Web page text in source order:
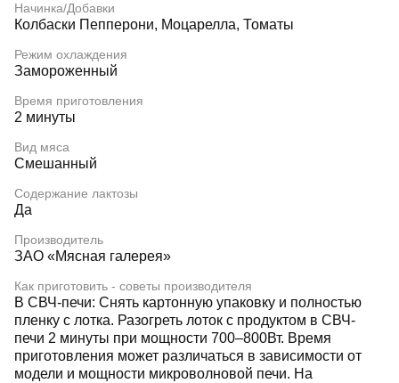
Начинка/Добавки
Колбаски Пепперони, Моцарелла, Томаты
Режим охлаждения
Замороженный
Время приготовления
2 минуты
Вид мяса
Смешанный
Содержание лактозы
Да
Производитель
ЗАО «Мясная галерея»
Как приготовить - советы производителя
В СВЧ-печи: Снять картонную упаковку и полностью
пленку с лотка. Разогреть лоток с продуктом в СВЧ-
печи 2 минуты при мощности 700–800Вт. Время
приготовления может различаться в зависимости от
модели и мощности микроволновой печи. На